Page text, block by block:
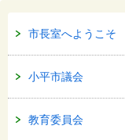
市長室へようこそ
小平市議会
教育委員会